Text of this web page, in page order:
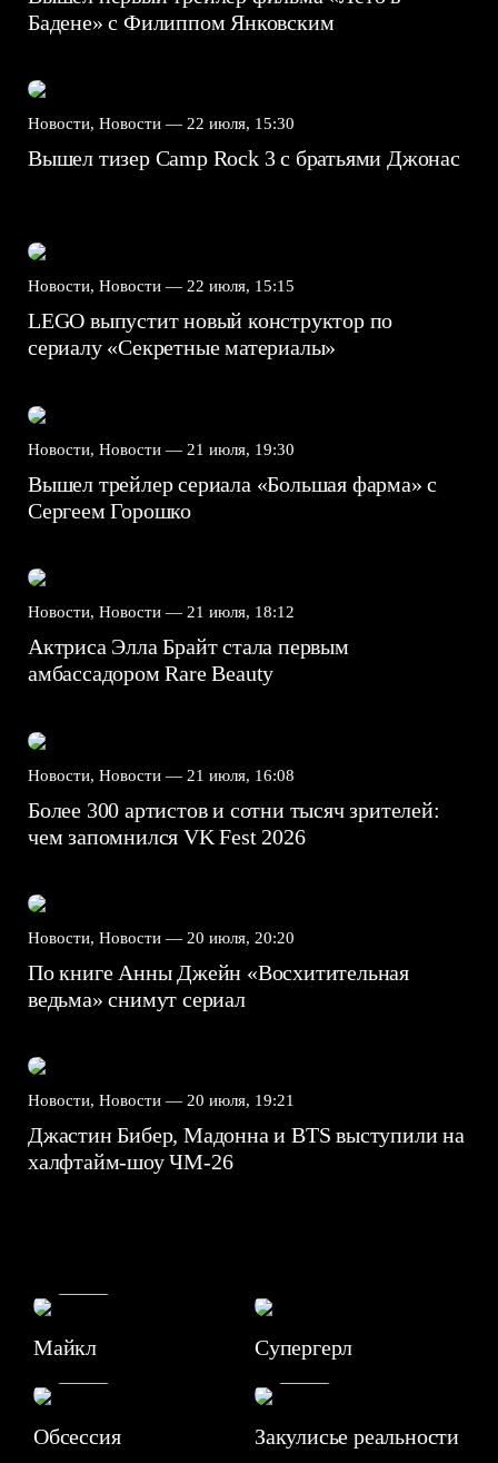
Бадене» с Филиппом Янковским
Новости, Новости — 22 июля, 15:30
Вышел тизер Camp Rock 3 с братьями Джонас
Новости, Новости — 22 июля, 15:15
LEGO выпустит новый конструктор по
сериалу «Секретные материалы»
Новости, Новости — 21 июля, 19:30
Вышел трейлер сериала «Большая фарма» с
Сергеем Горошко
Новости, Новости — 21 июля, 18:12
Актриса Элла Брайт стала первым
амбассадором Rare Beauty
Новости, Новости — 21 июля, 16:08
Более 300 артистов и сотни тысяч зрителей:
чем запомнился VK Fest 2026
Новости, Новости — 20 июля, 20:20
По книге Анны Джейн «Восхитительная
ведьма» снимут сериал
Новости, Новости — 20 июля, 19:21
Джастин Бибер, Мадонна и BTS выступили на
халфтайм-шоу ЧМ-26
Майкл Супергерл
Обсессия
7.1
Закулисье реальности